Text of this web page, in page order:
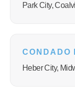
Park City,
CONDADO
Heber City,